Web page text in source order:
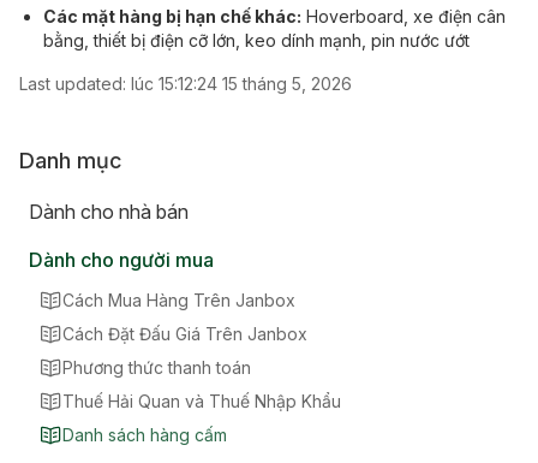
Danh mục
Dành cho nhà bán
Dành cho người mua
Cách Mua Hàng Trên Janbox
Cách Đặt Đấu Giá Trên Janbox
Phương thức thanh toán
Thuế Hải Quan và Thuế Nhập Khẩu
Danh sách hàng cấm
Các mặt hàng bị hạn chế khác: Hoverboard, xe điện cân
bằng, thiết bị điện cỡ lớn, keo dính mạnh, pin nước ướt
Last updated: lúc 15:12:24 15 tháng 5, 2026